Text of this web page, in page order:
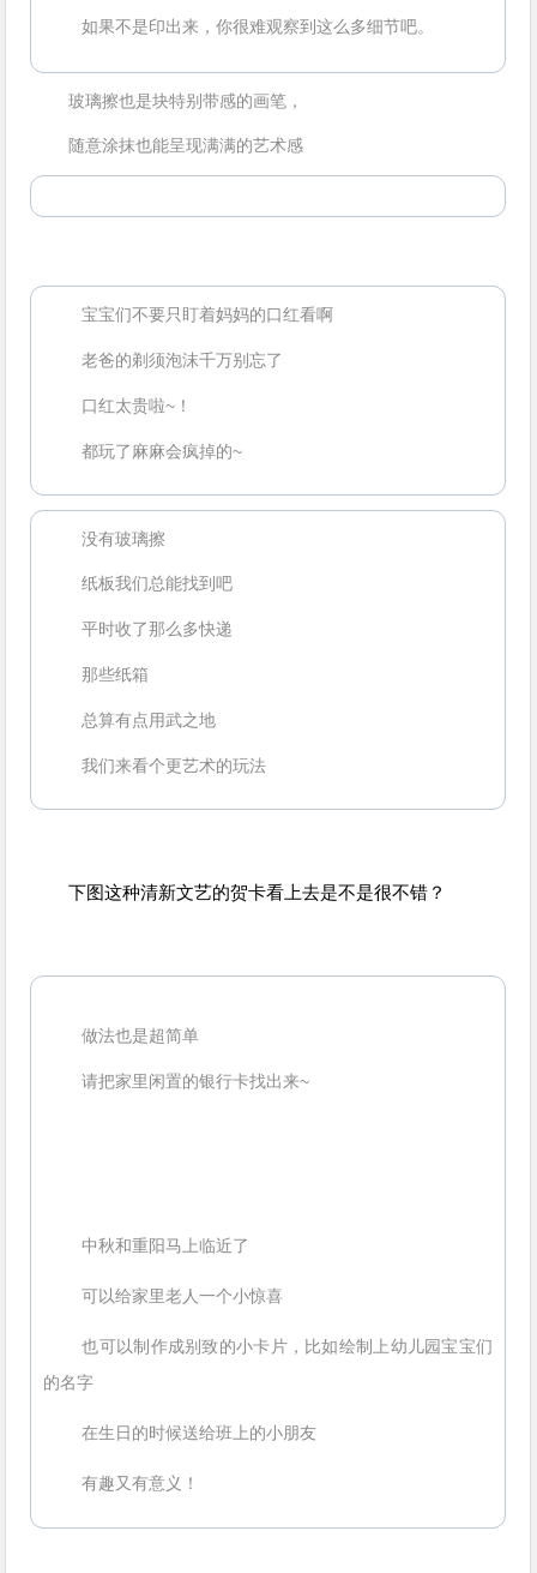
如果不是印出来，你很难观察到这么多细节吧。
玻璃擦也是块特别带感的画笔，
随意涂抹也能呈现满满的艺术感
宝宝们不要只盯着妈妈的口红看啊
老爸的剃须泡沫千万别忘了
口红太贵啦~！
都玩了麻麻会疯掉的~
没有玻璃擦
纸板我们总能找到吧
平时收了那么多快递
那些纸箱
总算有点用武之地
我们来看个更艺术的玩法
下图这种清新文艺的贺卡看上去是不是很不错？
做法也是超简单
请把家里闲置的银行卡找出来~
中秋和重阳马上临近了
可以给家里老人一个小惊喜
也可以制作成别致的小卡片，比如绘制上幼儿园宝宝们
的名字
在生日的时候送给班上的小朋友
有趣又有意义！